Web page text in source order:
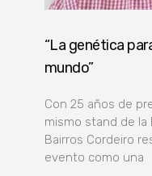
“La genética
mundo”
Con 25 años de
mismo stand de la
Bairros Cordeiro
evento como una